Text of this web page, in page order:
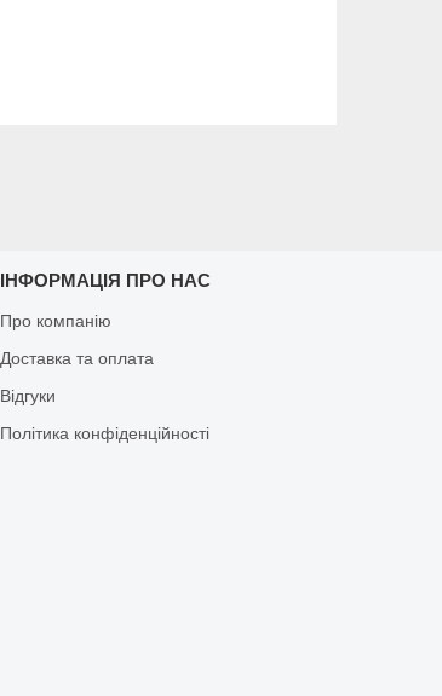
ІНФОРМАЦІЯ ПРО НАС
Про компанію
Доставка та оплата
Відгуки
Політика конфіденційності